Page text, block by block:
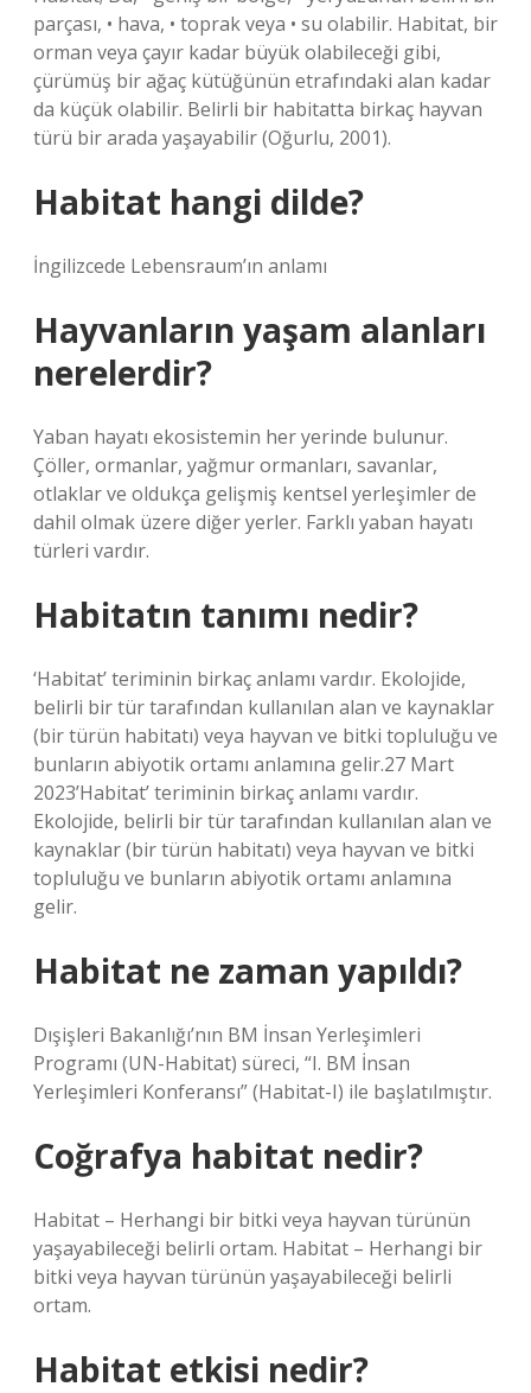
parçası, • hava, • toprak veya • su olabilir. Habitat, bir
orman veya çayır kadar büyük olabileceği gibi,
çürümüş bir ağaç kütüğünün etrafındaki alan kadar
da küçük olabilir. Belirli bir habitatta birkaç hayvan
türü bir arada yaşayabilir (Oğurlu, 2001).
Habitat hangi dilde?
İngilizcede Lebensraum’ın anlamı
Hayvanların yaşam alanları
nerelerdir?
Yaban hayatı ekosistemin her yerinde bulunur.
Çöller, ormanlar, yağmur ormanları, savanlar,
otlaklar ve oldukça gelişmiş kentsel yerleşimler de
dahil olmak üzere diğer yerler. Farklı yaban hayatı
türleri vardır.
Habitatın tanımı nedir?
‘Habitat’ teriminin birkaç anlamı vardır. Ekolojide,
belirli bir tür tarafından kullanılan alan ve kaynaklar
(bir türün habitatı) veya hayvan ve bitki topluluğu ve
bunların abiyotik ortamı anlamına gelir.27 Mart
2023’Habitat’ teriminin birkaç anlamı vardır.
Ekolojide, belirli bir tür tarafından kullanılan alan ve
kaynaklar (bir türün habitatı) veya hayvan ve bitki
topluluğu ve bunların abiyotik ortamı anlamına
gelir.
Habitat ne zaman yapıldı?
Dışişleri Bakanlığı’nın BM İnsan Yerleşimleri
Programı (UN-Habitat) süreci, “I. BM İnsan
Yerleşimleri Konferansı” (Habitat-I) ile başlatılmıştır.
Coğrafya habitat nedir?
Habitat – Herhangi bir bitki veya hayvan türünün
yaşayabileceği belirli ortam. Habitat – Herhangi bir
bitki veya hayvan türünün yaşayabileceği belirli
ortam.
Habitat etkisi nedir?